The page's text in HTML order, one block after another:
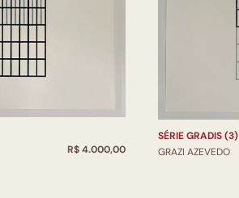
R$ 4.000,00
SÉRIE GRADIS (3)
GRAZI AZEVEDO